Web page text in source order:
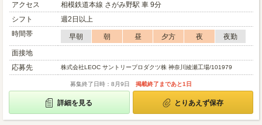
アクセス
相模鉄道本線 さがみ野駅 車 9分
シフト
週2日以上
時間帯
早朝 朝 昼 夕方 夜
夜勤
面接地
応募先
株式会社LEOC サントリープロダクツ株 神奈川綾瀬工場/101979
募集終了日時：8月9日 掲載終了まであと1日
詳細を見る とりあえず保存